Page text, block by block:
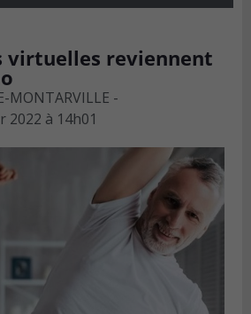
virtuelles reviennent
MONTARVILLE -
2022 à 14h01